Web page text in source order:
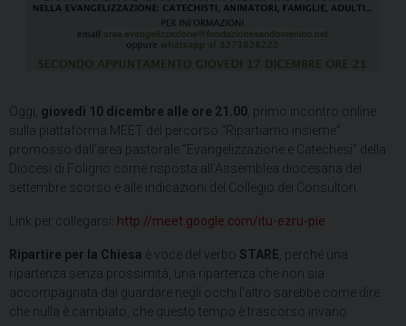
Oggi, giovedì 10 dicembre alle ore 21.00 , primo incontro online
sulla piattaforma MEET del percorso “Ripartiamo insieme”
promosso dall’area pastorale “Evangelizzazione e Catechesi” della
Diocesi di Foligno come risposta all’Assemblea diocesana del
settembre scorso e alle indicazioni del Collegio dei Consultori.
Link per collegarsi: http://meet.google.com/itu-ezru-pie
Ripartire per la Chiesa è voce del verbo STARE , perché una
ripartenza senza prossimità, una ripartenza che non sia
accompagnata dal guardare negli occhi l’altro sarebbe come dire
che nulla è cambiato, che questo tempo è trascorso invano.